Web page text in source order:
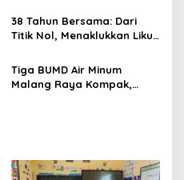
Aman dan Kondusif
38 Tahun Bersama: Dari
Titik Nol, Menaklukkan Liku
Menikmati Senja Bersama
Tiga BUMD Air Minum
Malang Raya Kompak,